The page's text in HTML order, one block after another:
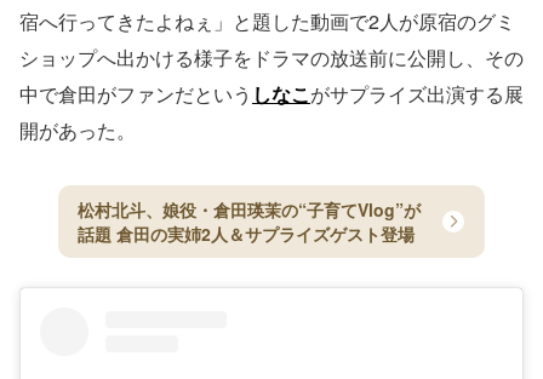
宿へ行ってきたよねぇ」と題した動画で2人が原宿のグミ
ショップへ出かける様子をドラマの放送前に公開し、その
中で倉田がファンだという しなこがサプライズ出演する展
開があった。
松村北斗、娘役・倉田瑛茉の“子育てVlog”が
話題 倉田の実姉2人＆サプライズゲスト登場